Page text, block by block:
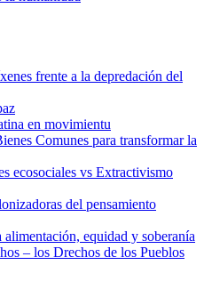
frente a la depredación del
en movimientu
Comunes para transformar la
ecosociales vs Extractivismo
del pensamiento
equidad y soberanía
– los Drechos de los Pueblos